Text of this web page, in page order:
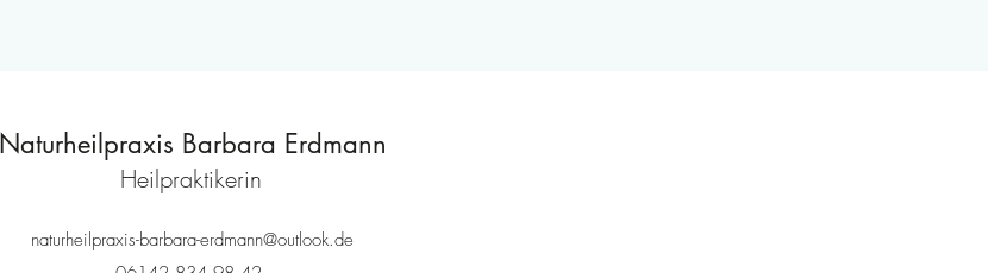
Naturheilpraxis Barbara Erdmann
Heilpraktikerin
naturheilpraxis-barbara-erdmann@outlook.de